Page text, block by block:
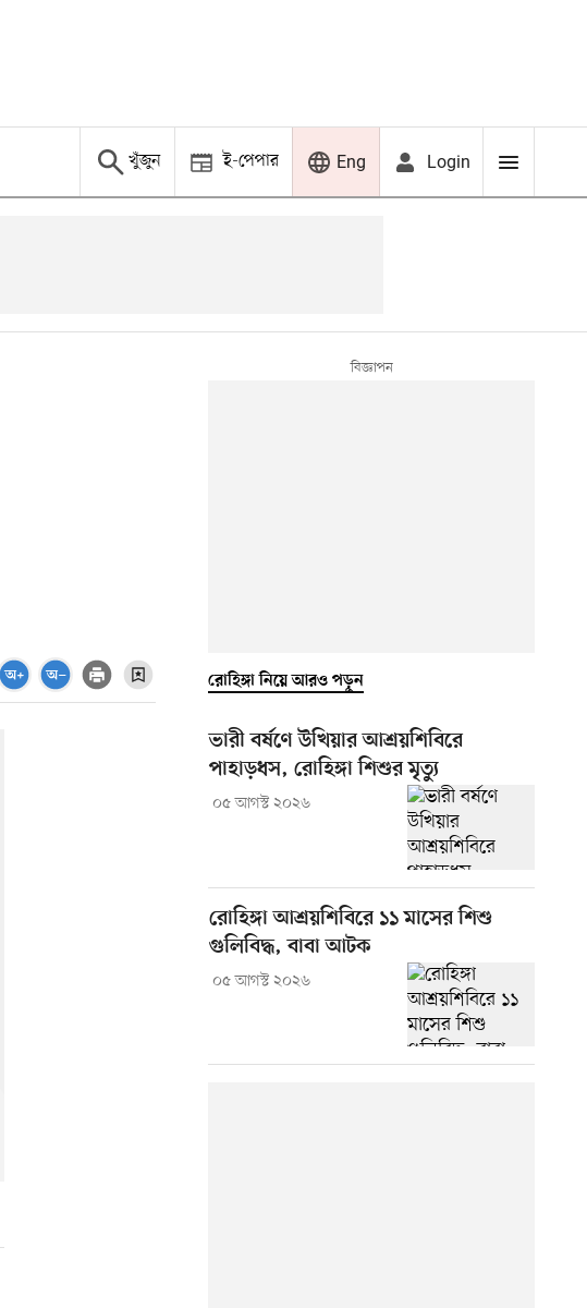
খুঁজুন ই-পেপার Eng Login
রোহিঙ্গা নিয়ে আরও পড়ুন
ভারী বর্ষণে উখিয়ার আশ্রয়শিবিরে
পাহাড়ধস, রোহিঙ্গা শিশুর মৃত্যু
০৫ আগস্ট ২০২৬
রোহিঙ্গা আশ্রয়শিবিরে ১১ মাসের শিশু
গুলিবিদ্ধ, বাবা আটক
০৫ আগস্ট ২০২৬